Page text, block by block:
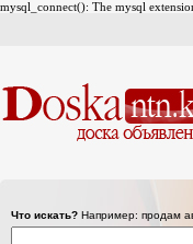
mysql_connect(): The mysql
Что искать? Например: продам